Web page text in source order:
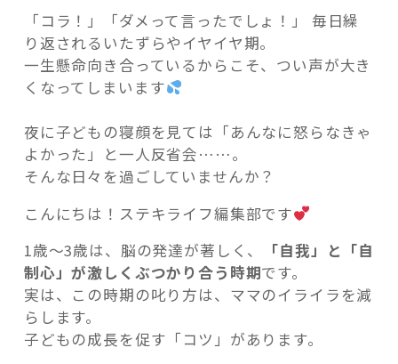
これからの暮らし 住み替え相談
「コラ！」「ダメって言ったでしょ！」 毎日繰
り返されるいたずらやイヤイヤ期。
一生懸命向き合っているからこそ、つい声が大き
くなってしまいます
夜に子どもの寝顔を見ては「あんなに怒らなきゃ
よかった」と一人反省会……。
そんな日々を過ごしていませんか？
こんにちは！ステキライフ編集部です
1歳〜3歳は、脳の発達が著しく、
「自我」と「自
制心」が激しくぶつかり合う時期です。
実は、この時期の叱り方は、ママのイライラを減
らします。
子どもの成長を促す「コツ」があります。